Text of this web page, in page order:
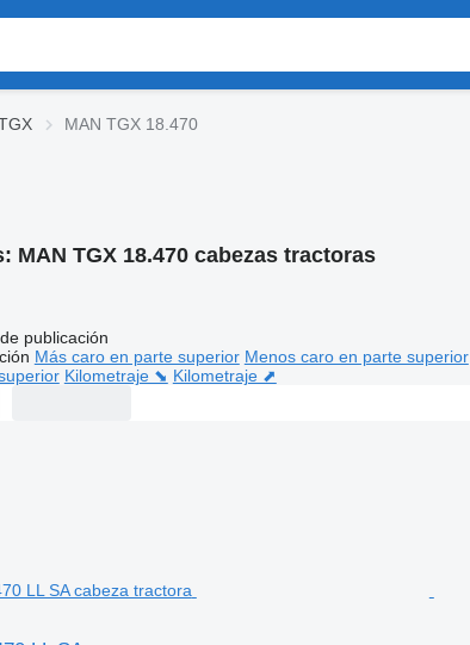
MAN TGX 18.470
MAN TGX 18.470 cabezas tractoras
publicación
Más caro en parte superior Menos caro en parte superior
Kilometraje ⬊ Kilometraje ⬈